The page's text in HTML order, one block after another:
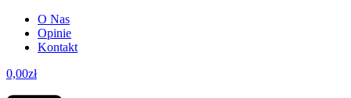
O Nas
Opinie
Kontakt
0,00zł